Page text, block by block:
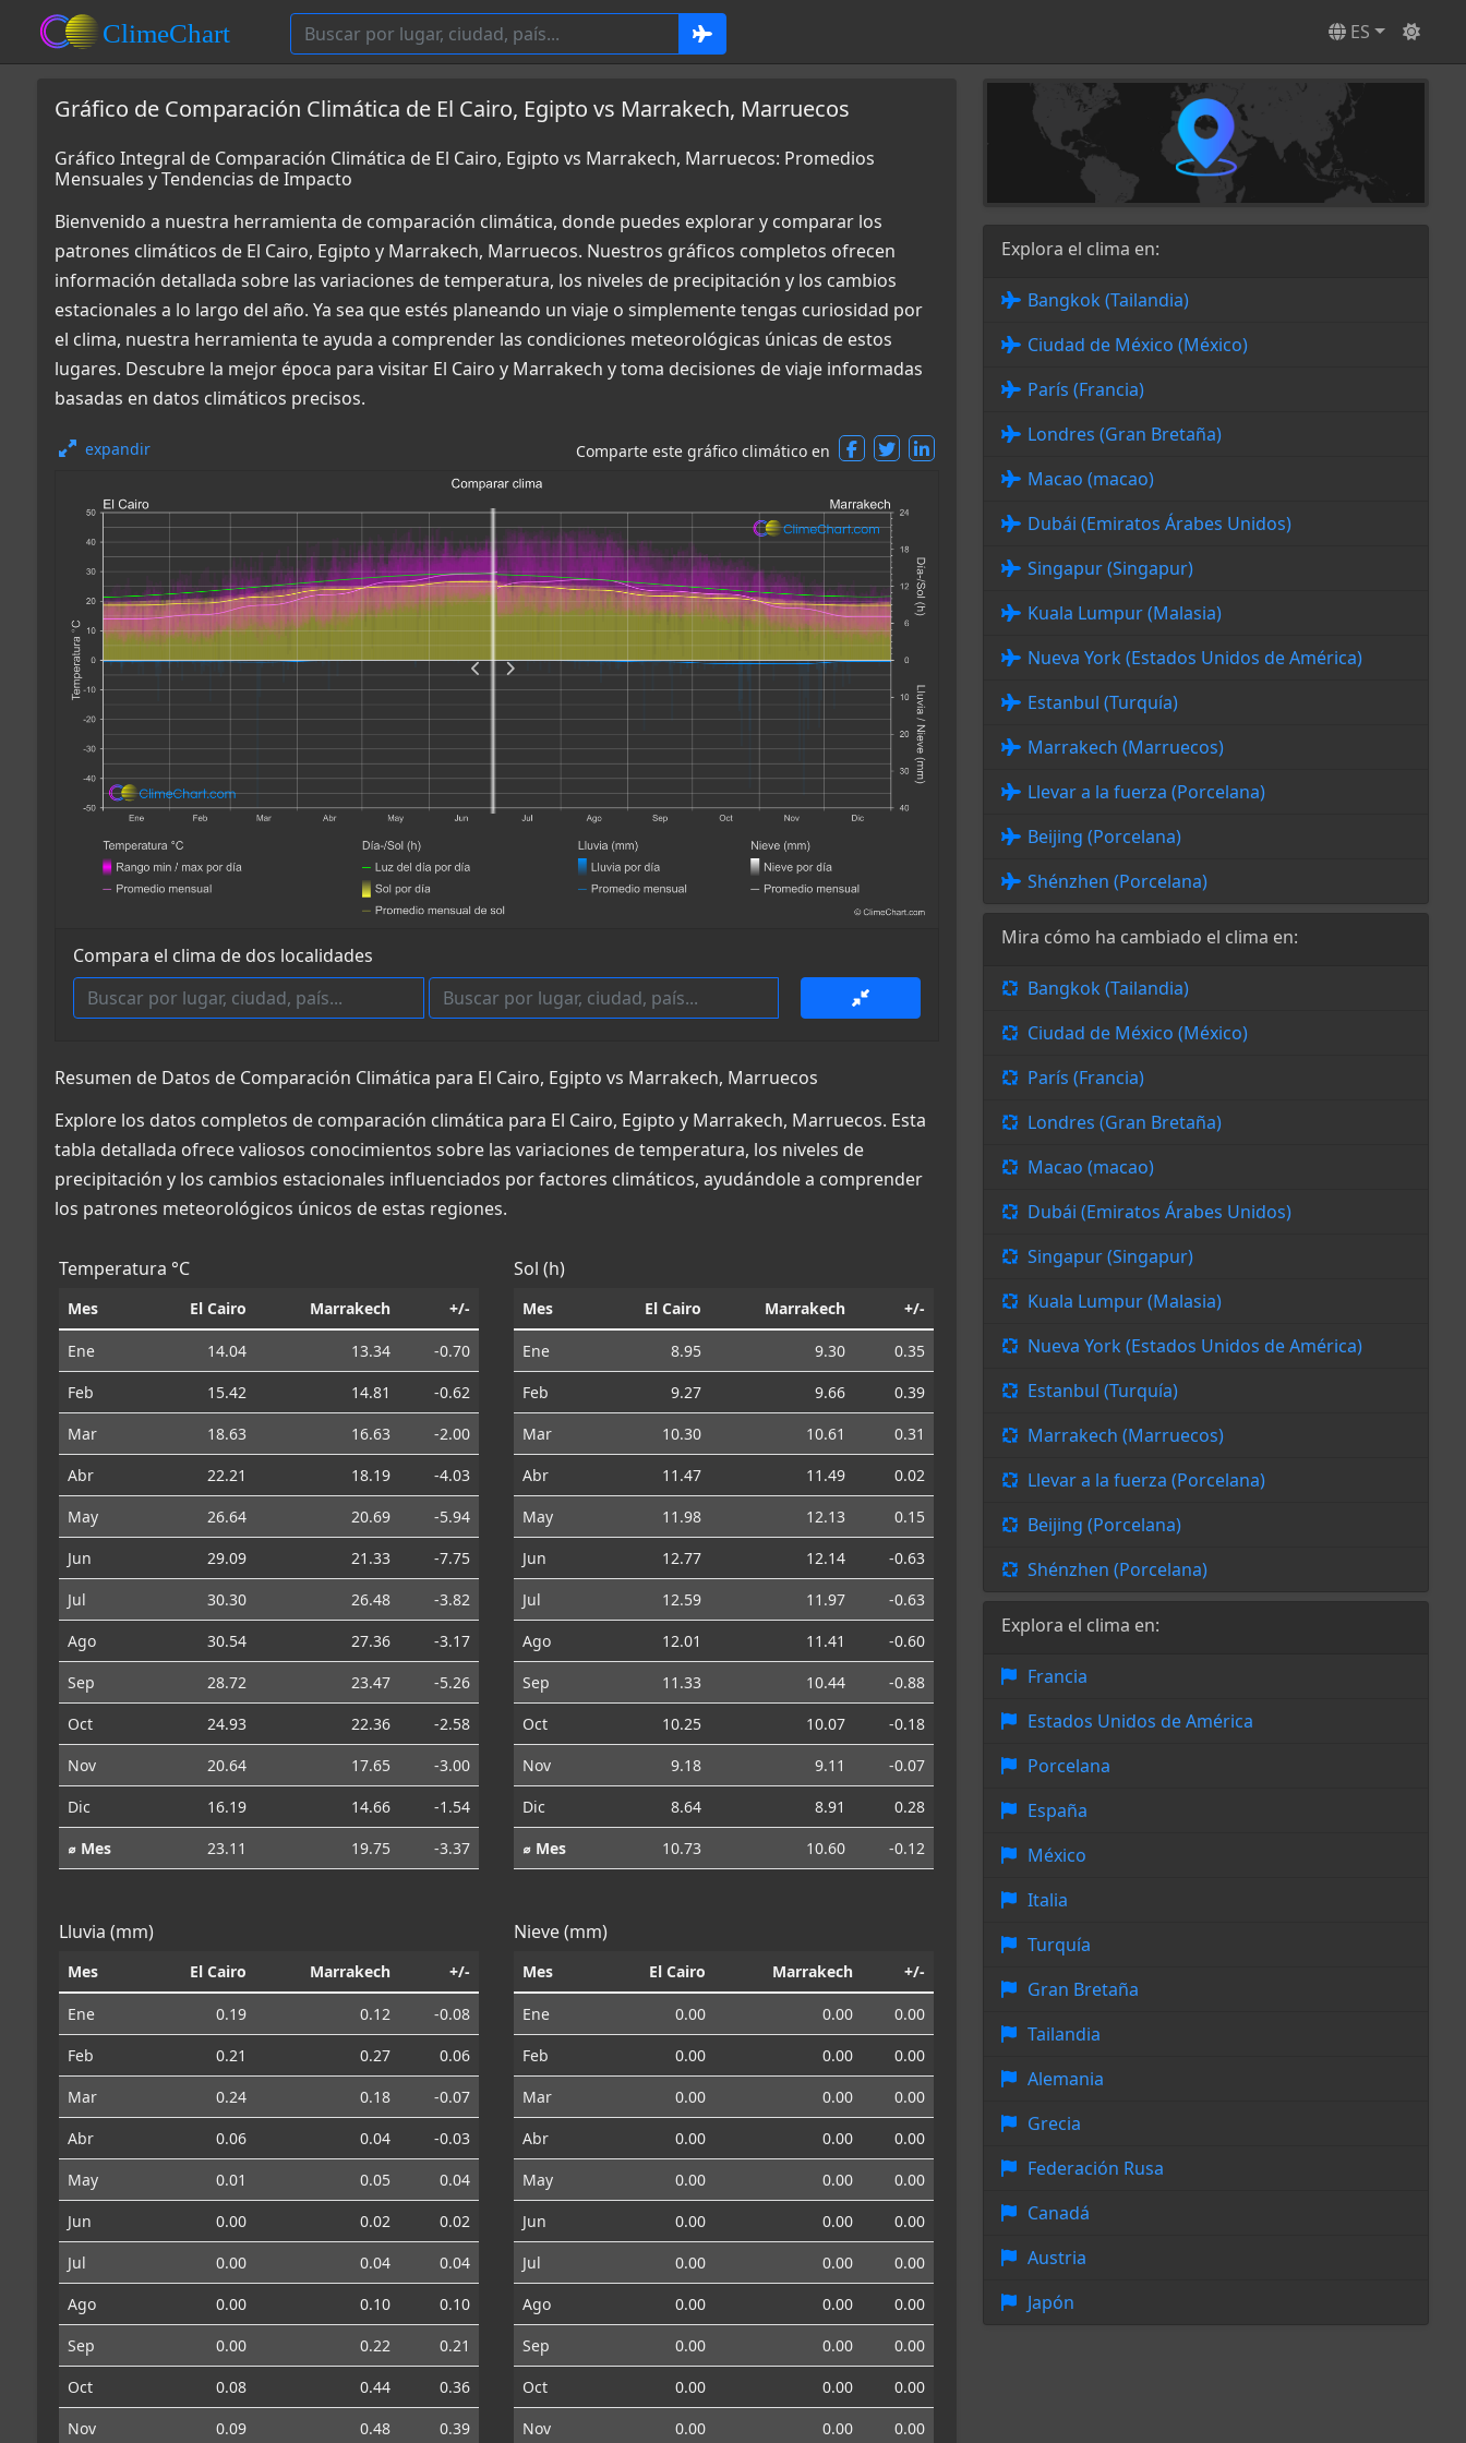
ES
Gráfico de Comparación Climática de El Cairo, Egipto vs Marrakech, Marruecos
Gráfico Integral de Comparación Climática de El Cairo, Egipto vs Marrakech, Marruecos: Promedios
Mensuales y Tendencias de Impacto
Bienvenido a nuestra herramienta de comparación climática, donde puedes explorar y comparar los
patrones climáticos de El Cairo, Egipto y Marrakech, Marruecos. Nuestros gráficos completos ofrecen
información detallada sobre las variaciones de temperatura, los niveles de precipitación y los cambios
estacionales a lo largo del año. Ya sea que estés planeando un viaje o simplemente tengas curiosidad por
el clima, nuestra herramienta te ayuda a comprender las condiciones meteorológicas únicas de estos
lugares. Descubre la mejor época para visitar El Cairo y Marrakech y toma decisiones de viaje informadas
basadas en datos climáticos precisos.
expandir Comparte este gráfico climático en
Compara el clima de dos localidades
Resumen de Datos de Comparación Climática para El Cairo, Egipto vs Marrakech, Marruecos
Explore los datos completos de comparación climática para El Cairo, Egipto y Marrakech, Marruecos. Esta
tabla detallada ofrece valiosos conocimientos sobre las variaciones de temperatura, los niveles de
precipitación y los cambios estacionales influenciados por factores climáticos, ayudándole a comprender
los patrones meteorológicos únicos de estas regiones.
Temperatura °C
Mes El Cairo Marrakech +/-
Ene 14.04 13.34
-0.70
Feb
15.42 14.81
-0.62
Mar
18.63 16.63
-2.00
Abr
22.21 18.19
-4.03
May
26.64 20.69
-5.94
Jun
29.09 21.33
-7.75
Jul
30.30 26.48
-3.82
Ago
30.54 27.36
-3.17
Sep
28.72 23.47
-5.26
Oct
24.93 22.36
-2.58
Nov
20.64 17.65
-3.00
Dic
16.19 14.66
-1.54
⌀ Mes
23.11 19.75 -3.37
Sol (h)
Mes El Cairo Marrakech +/-
Ene 8.95 9.30
0.35
Feb
9.27 9.66
0.39
Mar
10.30 10.61
0.31
Abr
11.47 11.49
0.02
May
11.98 12.13
0.15
Jun
12.77 12.14
-0.63
Jul
12.59 11.97
-0.63
Ago
12.01 11.41
-0.60
Sep
11.33 10.44
-0.88
Oct
10.25 10.07
-0.18
Nov
9.18 9.11
-0.07
Dic
8.64 8.91
0.28
⌀ Mes
10.73 10.60 -0.12
Lluvia (mm)
Mes El Cairo Marrakech +/-
Ene 0.19 0.12
-0.08
Feb
0.21 0.27
0.06
Mar
0.24 0.18
-0.07
Abr
0.06 0.04
-0.03
May
0.01 0.05
0.04
Jun
0.00 0.02
0.02
Jul
0.00 0.04
0.04
Ago
0.00 0.10
0.10
Sep
0.00 0.22
0.21
Oct
0.08 0.44
0.36
Nov
0.09 0.48 0.39
Nieve (mm)
Mes El Cairo Marrakech +/-
Ene 0.00 0.00
0.00
Feb
0.00 0.00
0.00
Mar
0.00 0.00
0.00
Abr
0.00 0.00
0.00
May
0.00 0.00
0.00
Jun
0.00 0.00
0.00
Jul
0.00 0.00
0.00
Ago
0.00 0.00
0.00
Sep
0.00 0.00
0.00
Oct
0.00 0.00
0.00
Nov
0.00 0.00 0.00
Explora el clima en:
Bangkok (Tailandia)
Ciudad de México (México)
París (Francia)
Londres (Gran Bretaña)
Macao (macao)
Dubái (Emiratos Árabes Unidos)
Singapur (Singapur)
Kuala Lumpur (Malasia)
Nueva York (Estados Unidos de América)
Estanbul (Turquía)
Marrakech (Marruecos)
Llevar a la fuerza (Porcelana)
Beijing (Porcelana)
Shénzhen (Porcelana)
Mira cómo ha cambiado el clima en:
Bangkok (Tailandia)
Ciudad de México (México)
París (Francia)
Londres (Gran Bretaña)
Macao (macao)
Dubái (Emiratos Árabes Unidos)
Singapur (Singapur)
Kuala Lumpur (Malasia)
Nueva York (Estados Unidos de América)
Estanbul (Turquía)
Marrakech (Marruecos)
Llevar a la fuerza (Porcelana)
Beijing (Porcelana)
Shénzhen (Porcelana)
Explora el clima en:
Francia
Estados Unidos de América
Porcelana
España
México
Italia
Turquía
Gran Bretaña
Tailandia
Alemania
Grecia
Federación Rusa
Canadá
Austria
Japón